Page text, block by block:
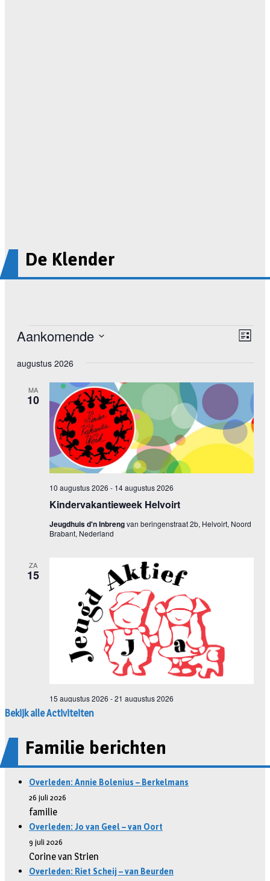
De Klender
Bekijk alle Activiteiten
Familie berichten
Overleden: Annie Bolenius – Berkelmans
26 juli 2026
familie
Overleden: Jo van Geel – van Oort
9 juli 2026
Corine van Strien
Overleden: Riet Scheij – van Beurden